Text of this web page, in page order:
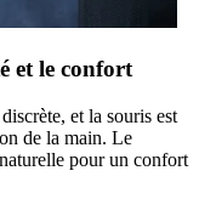
et le confort
et la souris est
de la main. Le
pour un confort